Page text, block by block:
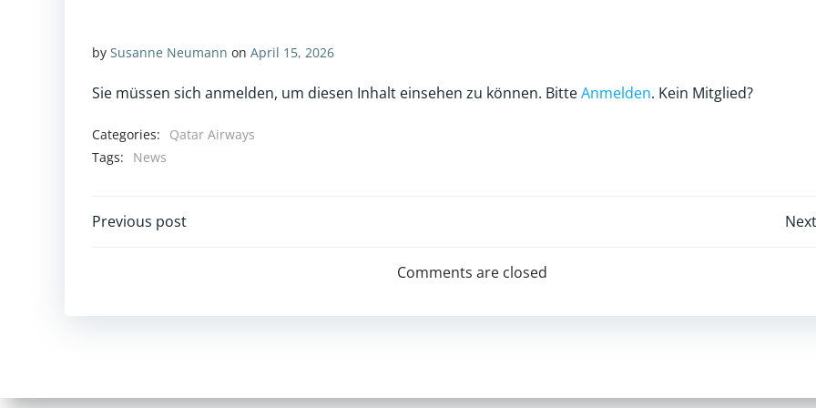
by Susanne Neumann on April 15, 2026
Sie müssen sich anmelden, um diesen Inhalt einsehen zu können. BitteAnmelden. Kein Mitglied?
Categories:
Qatar Airways
Tags:
News
Post
Previous post
navigation
Comments are closed